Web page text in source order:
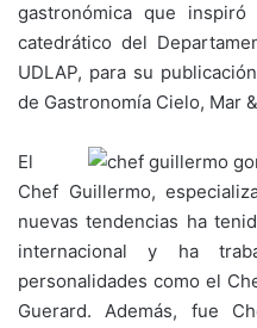
gastronómica que
catedrático del
UDLAP, para su
de Gastronomía Cielo, Mar
El
Chef Guillermo,
nuevas tendencias ha
internacional y ha
personalidades como el
Guerard. Además, fue